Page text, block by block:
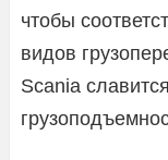
чтобы
видов
Scania